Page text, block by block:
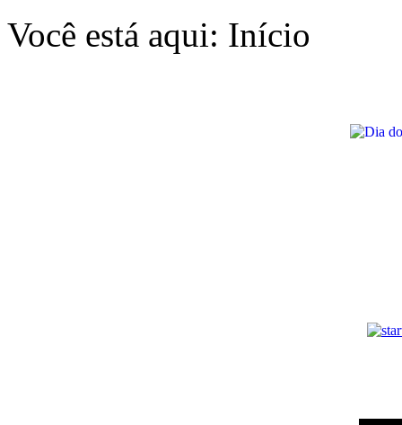
Você está aqui: Início